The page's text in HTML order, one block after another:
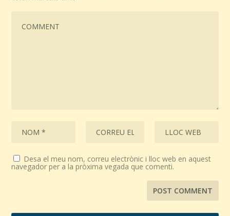
Desa el meu nom, correu electrònic i lloc web en aquest
navegador per a la pròxima vegada que comenti.